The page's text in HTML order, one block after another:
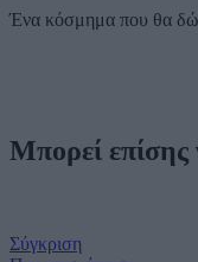
Ένα κόσμημα που θα
Μπορεί
Σύγκριση